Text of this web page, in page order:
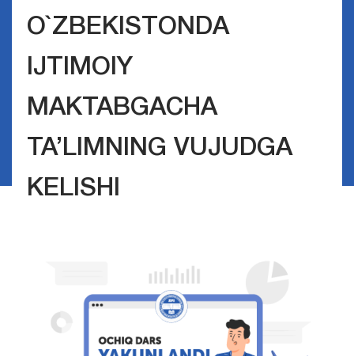
O`ZBEKISTONDA
IJTIMOIY
MAKTABGACHA
TA’LIMNING VUJUDGA
KELISHI